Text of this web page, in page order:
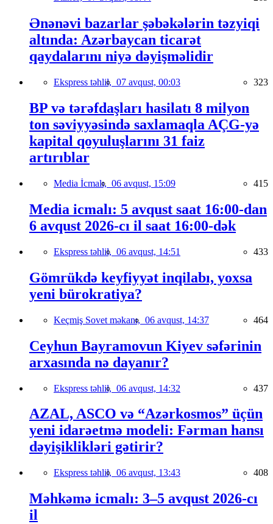
Ənənəvi bazarlar şəbəkələrin təzyiqi
altında: Azərbaycan ticarət
qaydalarını niyə dəyişməlidir
Ekspress təhlil, 07 avqust, 00:03 323
BP və tərəfdaşları hasilatı 8 milyon
ton səviyyəsində saxlamaqla AÇG-yə
kapital qoyuluşlarını 31 faiz
artırıblar
Media İcmalı, 06 avqust, 15:09 415
Media icmalı: 5 avqust saat 16:00-dan
6 avqust 2026-cı il saat 16:00-dək
Ekspress təhlil, 06 avqust, 14:51 433
Gömrükdə keyfiyyət inqilabı, yoxsa
yeni bürokratiya?
Keçmiş Sovet məkanı, 06 avqust, 14:37 464
Ceyhun Bayramovun Kiyev səfərinin
arxasında nə dayanır?
Ekspress təhlil, 06 avqust, 14:32 437
AZAL, ASCO və “Azərkosmos” üçün
yeni idarəetmə modeli: Fərman hansı
dəyişiklikləri gətirir?
Ekspress təhlil, 06 avqust, 13:43 408
Məhkəmə icmalı: 3–5 avqust 2026-cı
il